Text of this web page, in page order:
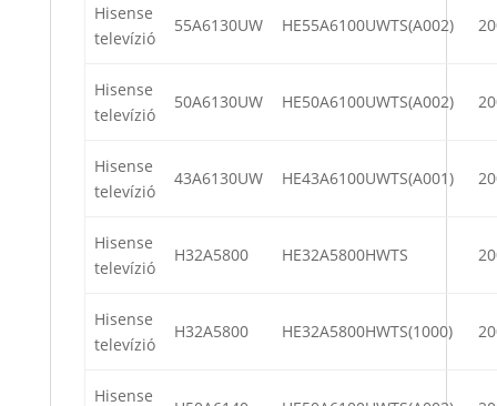
Hisense
televízió
55A6130UW HE55A6100UWTS(A002)
Hisense
televízió
50A6130UW HE50A6100UWTS(A002)
Hisense
televízió
43A6130UW HE43A6100UWTS(A001)
Hisense
televízió
H32A5800 HE32A5800HWTS
Hisense
televízió
H32A5800 HE32A5800HWTS(1000)
Hisense